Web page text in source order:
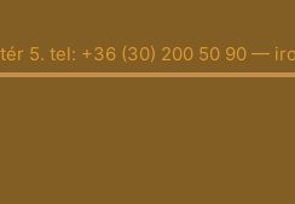
5. tel: +36 (30) 200 50 90 —